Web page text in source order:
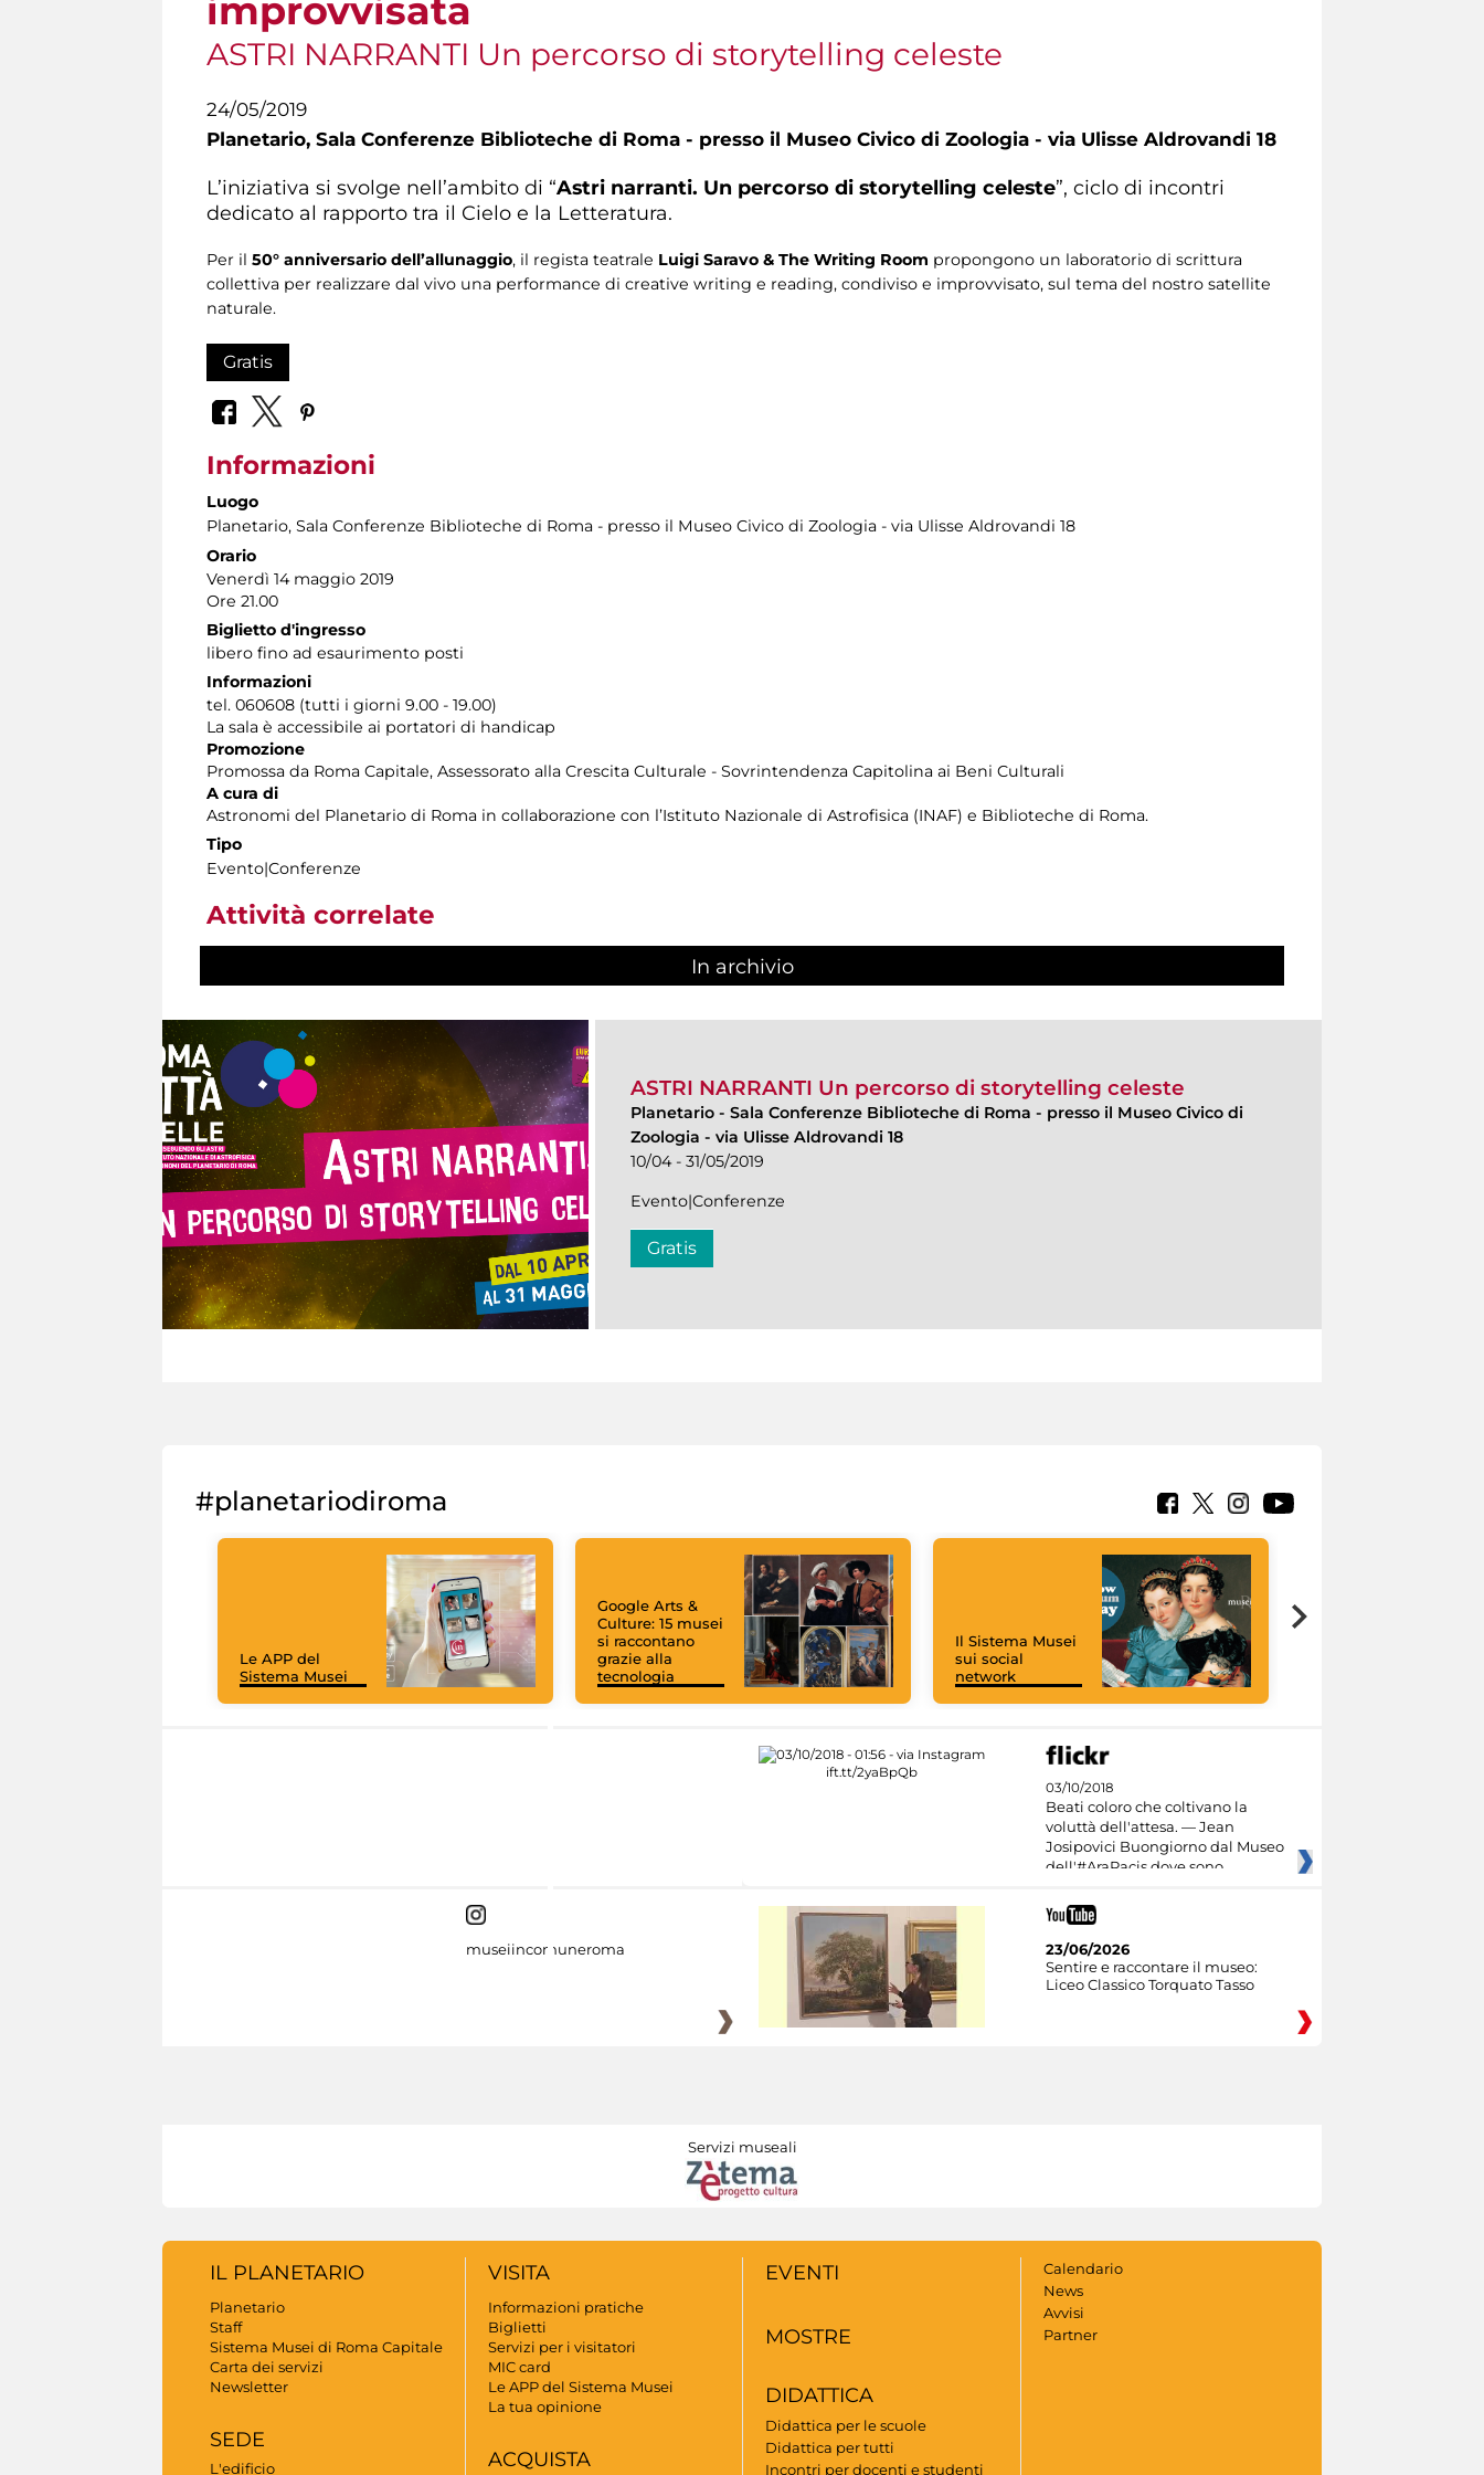
improvvisata
ASTRI NARRANTI Un percorso di storytelling celeste
24/05/2019
Planetario, Sala Conferenze Biblioteche di Roma - presso il Museo Civico di Zoologia - via Ulisse Aldrovandi 18
L’iniziativa si svolge nell’ambito di “Astri narranti. Un percorso di storytelling celeste”, ciclo di incontri
dedicato al rapporto tra il Cielo e la Letteratura.
Per il 50° anniversario dell’allunaggio, il regista teatrale Luigi Saravo & The Writing Room propongono un laboratorio di scrittura
collettiva per realizzare dal vivo una performance di creative writing e reading, condiviso e improvvisato, sul tema del nostro satellite
naturale.
Gratis
Informazioni
Luogo
Planetario, Sala Conferenze Biblioteche di Roma - presso il Museo Civico di Zoologia - via Ulisse Aldrovandi 18
Orario
Venerdì 14 maggio 2019
Ore 21.00
Biglietto d'ingresso
libero fino ad esaurimento posti
Informazioni
tel. 060608 (tutti i giorni 9.00 - 19.00)
La sala è accessibile ai portatori di handicap
Promozione
Promossa da Roma Capitale, Assessorato alla Crescita Culturale - Sovrintendenza Capitolina ai Beni Culturali
A cura di
Astronomi del Planetario di Roma in collaborazione con l’Istituto Nazionale di Astrofisica (INAF) e Biblioteche di Roma.
Tipo
Evento|Conferenze
Attività correlate
In archivio
ASTRI NARRANTI Un percorso di storytelling celeste
Planetario - Sala Conferenze Biblioteche di Roma - presso il Museo Civico di
Zoologia - via Ulisse Aldrovandi 18
10/04 - 31/05/2019
Evento|Conferenze
Gratis
#planetariodiroma
Le APP del
Sistema Musei
Google Arts &
Culture: 15 musei
si raccontano
grazie alla
tecnologia
Il Sistema Musei
sui social
network
03/10/2018
Beati coloro che coltivano la
voluttà dell'attesa. — Jean
Josipovici Buongiorno dal Museo
dell'#AraPacis dove sono
museiincomuneroma
23/06/2026
Sentire e raccontare il museo:
Liceo Classico Torquato Tasso
Servizi museali
IL PLANETARIO
Planetario
Staff
Sistema Musei di Roma Capitale
Carta dei servizi
Newsletter
SEDE
L'edificio
VISITA
Informazioni pratiche
Biglietti
Servizi per i visitatori
MIC card
Le APP del Sistema Musei
La tua opinione
ACQUISTA
EVENTI
MOSTRE
DIDATTICA
Didattica per le scuole
Didattica per tutti
Incontri per docenti e studenti
Calendario
News
Avvisi
Partner